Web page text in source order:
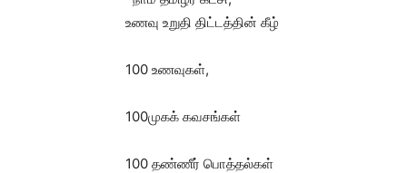
உணவு உறுதி திட்டத்தின் கீழ்
100 உணவுகள்,
100முகக் கவசங்கள்
100 தண்ணீர் பொத்தல்கள்